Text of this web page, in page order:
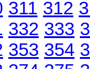
311 312
332 333
353 354